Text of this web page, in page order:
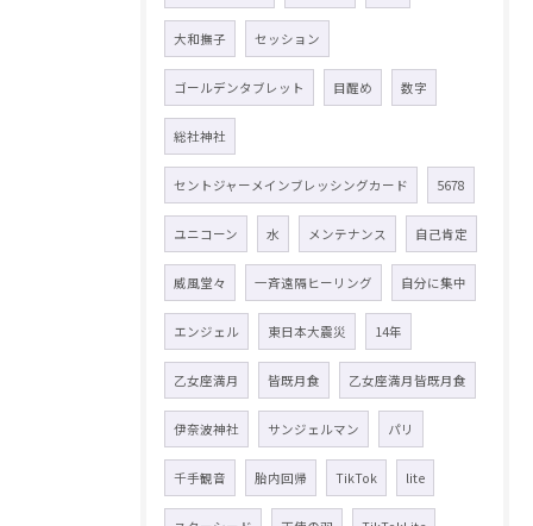
大和撫子 セッション
ゴールデンタブレット 目醒め 数字
総社神社
セントジャーメインブレッシングカード 5678
ユニコーン 水 メンテナンス 自己肯定
威風堂々 一斉遠隔ヒーリング 自分に集中
エンジェル 東日本大震災 14年
乙女座満月 皆既月食 乙女座満月皆既月食
伊奈波神社 サンジェルマン パリ
千手観音 胎内回帰 TikTok lite